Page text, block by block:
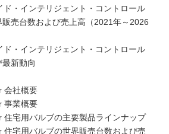
・インテリジェント・コントロール
売台数および売上高（2021年～2026
・インテリジェント・コントロール
新動向
会社概要
事業概要
住宅用バルブの主要製品ラインナップ
住宅用バルブの世界販売台数および売